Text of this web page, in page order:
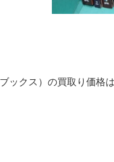
ックス）の買取り価格は